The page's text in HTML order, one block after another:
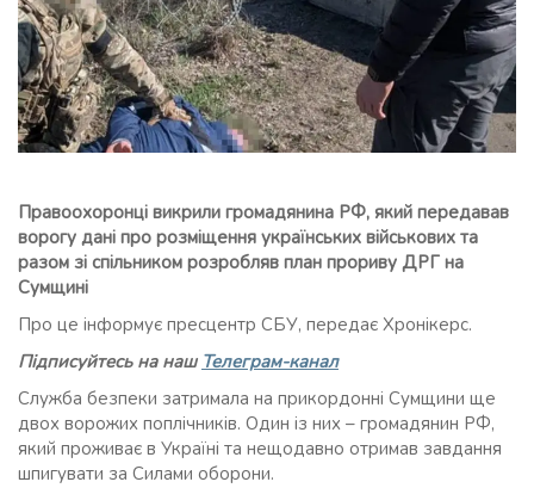
Правоохоронці викрили громадянина РФ, який передавав
ворогу дані про розміщення українських військових та
разом зі спільником розробляв план прориву ДРГ на
Сумщині
Про це інформує пресцентр СБУ, передає Хронікерс.
Підписуйтесь на наш Телеграм-канал
Служба безпеки затримала на прикордонні Сумщини ще
двох ворожих поплічників. Один із них – громадянин РФ,
який проживає в Україні та нещодавно отримав завдання
шпигувати за Силами оборони.